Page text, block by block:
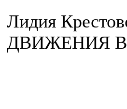
Лидия
ДВИЖЕНИЯ